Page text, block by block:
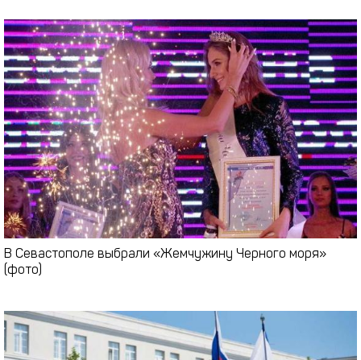
В Севастополе выбрали «Жемчужину Черного моря»
(фото)